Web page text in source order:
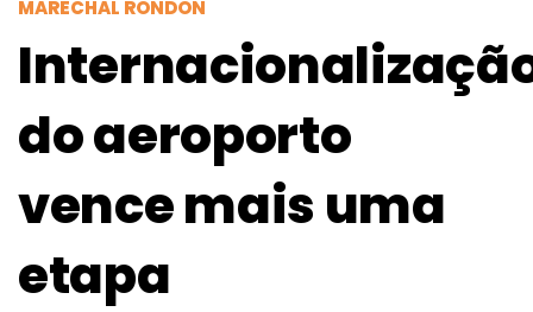
MARECHAL RONDON
do aeroporto
vence mais uma
etapa